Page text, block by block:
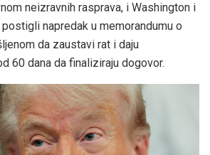
neizravnih rasprava, i Washington i
napredak u memorandumu o
da zaustavi rat i daju
60 dana da finaliziraju dogovor.